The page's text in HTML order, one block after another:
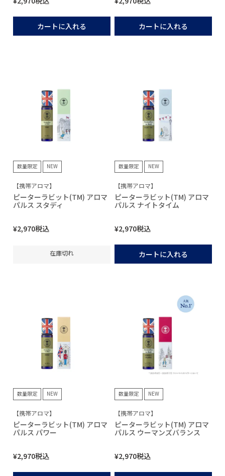
カートに入れる カートに入れる
数量限定 NEW
【携帯アロマ】
ピーターラビット(TM) アロマ
パルス スタディ
¥2,970税込
在庫切れ
数量限定 NEW
【携帯アロマ】
ピーターラビット(TM) アロマ
パルス ナイトタイム
¥2,970税込
カートに入れる
数量限定 NEW
【携帯アロマ】
ピーターラビット(TM) アロマ
パルス パワー
¥2,970税込
数量限定 NEW
【携帯アロマ】
ピーターラビット(TM) アロマ
パルス ウーマンズバランス
¥2,970税込